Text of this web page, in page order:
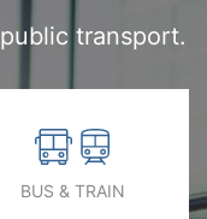
transport.
BUS & TRAIN